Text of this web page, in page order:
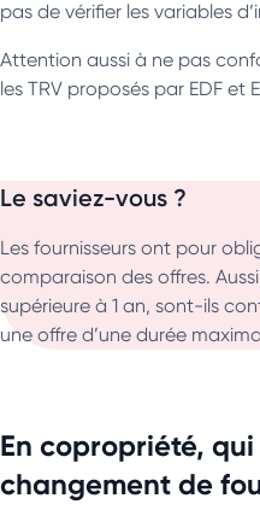
pas de vérifier les variables
Attention aussi à ne pas
les TRV proposés par EDF et
Le saviez-vous ?
Les fournisseurs ont pour
comparaison des offres.
supérieure à 1 an, sont-ils
une offre d’une durée
En copropriété,
changement de